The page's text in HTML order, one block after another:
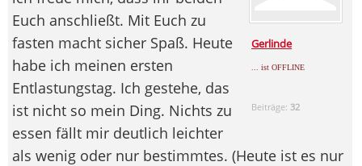
Gerlinde
... ist OFFLINE
Beiträge: 32
Euch anschließt. Mit Euch zu
fasten macht sicher Spaß. Heute
habe ich meinen ersten
Entlastungstag. Ich gestehe, das
ist nicht so mein Ding. Nichts zu
essen fällt mir deutlich leichter
als wenig oder nur bestimmtes. (Heute ist es nur